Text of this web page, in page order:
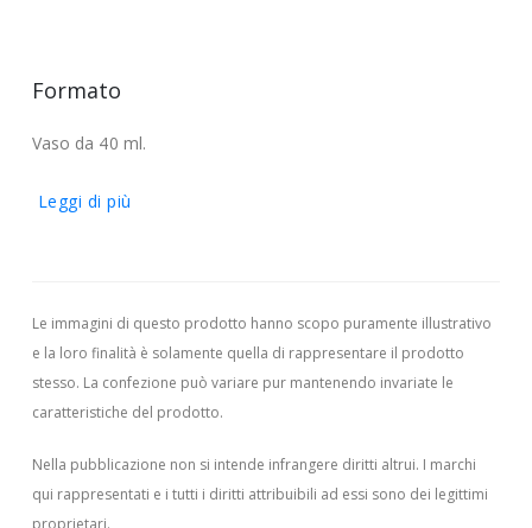
Formato
Vaso da 40 ml.
Leggi di più
Le immagini di questo prodotto hanno scopo puramente illustrativo
e la loro finalità è solamente quella di rappresentare il prodotto
stesso. La confezione può variare pur mantenendo invariate le
caratteristiche del prodotto.
Nella pubblicazione non si intende infrangere diritti altrui. I marchi
qui rappresentati e i tutti i diritti attribuibili ad essi sono dei legittimi
proprietari.